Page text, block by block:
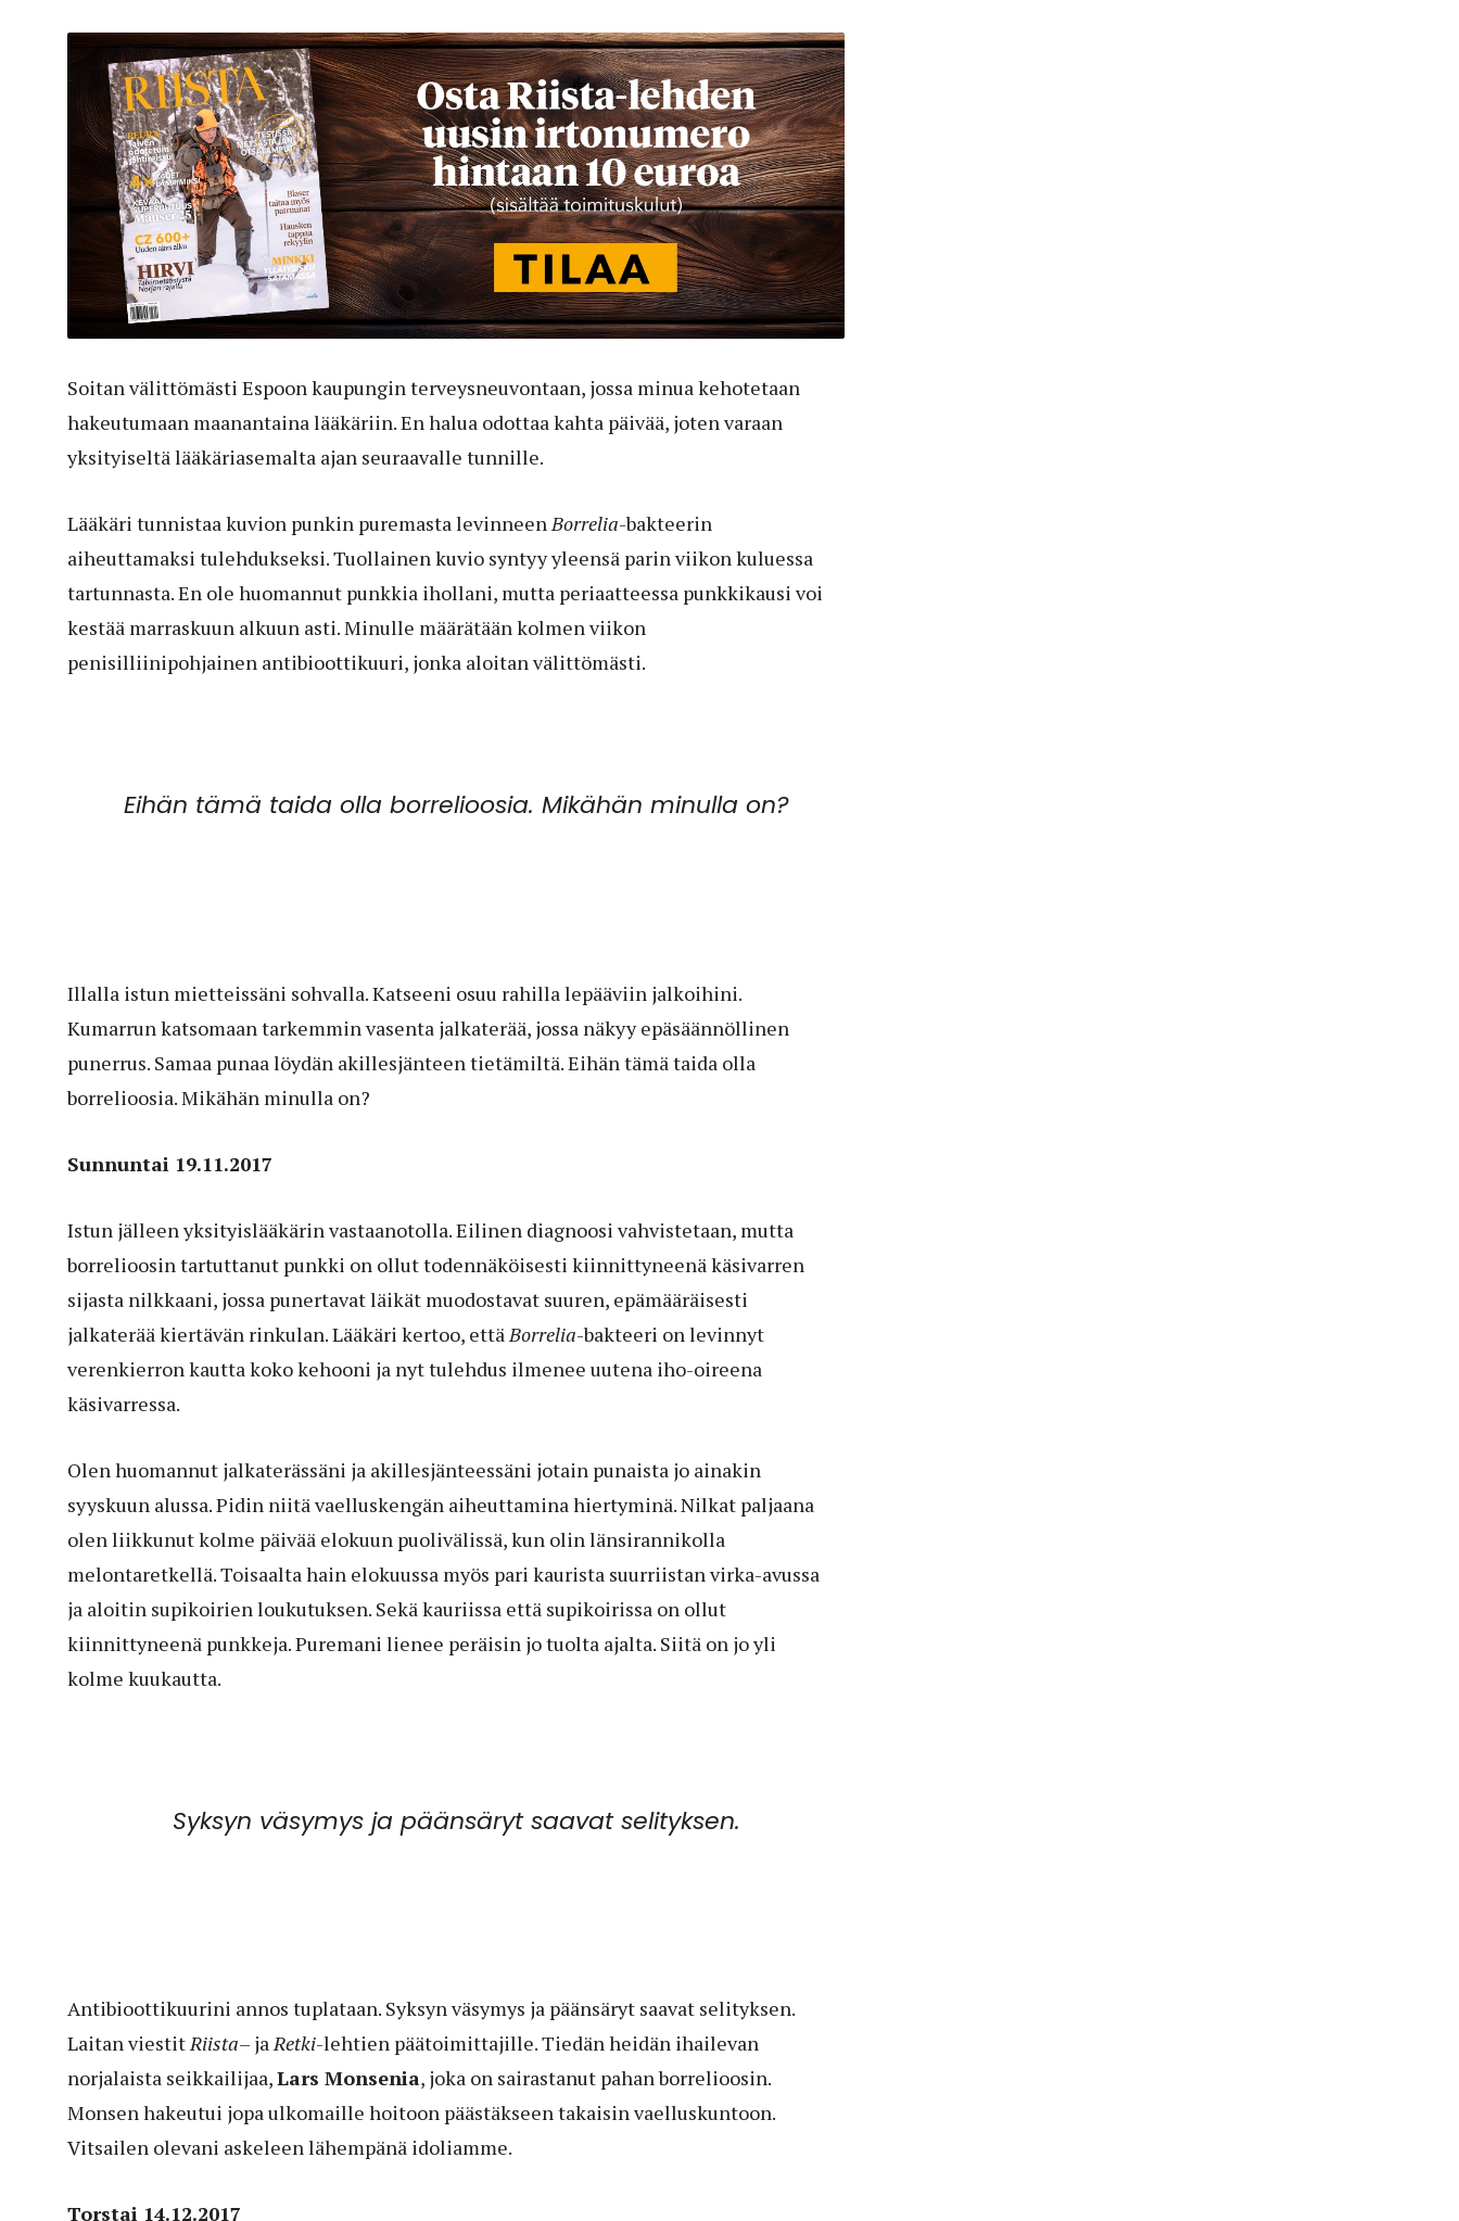
Soitan välittömästi Espoon kaupungin terveysneuvontaan, jossa minua kehotetaan
hakeutumaan maanantaina lääkäriin. En halua odottaa kahta päivää, joten varaan
yksityiseltä lääkäriasemalta ajan seuraavalle tunnille.
Lääkäri tunnistaa kuvion punkin puremasta levinneenBorrelia-bakteerin
aiheuttamaksi tulehdukseksi. Tuollainen kuvio syntyy yleensä parin viikon kuluessa
tartunnasta. En ole huomannut punkkia ihollani, mutta periaatteessa punkkikausi voi
kestää marraskuun alkuun asti. Minulle määrätään kolmen viikon
penisilliinipohjainen antibioottikuuri, jonka aloitan välittömästi.
Eihän tämä taida olla borrelioosia. Mikähän minulla on?
Illalla istun mietteissäni sohvalla. Katseeni osuu rahilla lepääviin jalkoihini.
Kumarrun katsomaan tarkemmin vasenta jalkaterää, jossa näkyy epäsäännöllinen
punerrus. Samaa punaa löydän akillesjänteen tietämiltä. Eihän tämä taida olla
borrelioosia. Mikähän minulla on?
Sunnuntai 19.11.2017
Istun jälleen yksityislääkärin vastaanotolla. Eilinen diagnoosi vahvistetaan, mutta
borrelioosin tartuttanut punkki on ollut todennäköisesti kiinnittyneenä käsivarren
sijasta nilkkaani, jossa punertavat läikät muodostavat suuren, epämääräisesti
jalkaterää kiertävän rinkulan. Lääkäri kertoo, että Borrelia-bakteeri on levinnyt
verenkierron kautta koko kehooni ja nyt tulehdus ilmenee uutena iho-oireena
käsivarressa.
Olen huomannut jalkaterässäni ja akillesjänteessäni jotain punaista jo ainakin
syyskuun alussa. Pidin niitä vaelluskengän aiheuttamina hiertyminä. Nilkat paljaana
olen liikkunut kolme päivää elokuun puolivälissä, kun olin länsirannikolla
melontaretkellä. Toisaalta hain elokuussa myös pari kaurista suurriistan virka-avussa
ja aloitin supikoirien loukutuksen. Sekä kauriissa että supikoirissa on ollut
kiinnittyneenä punkkeja. Puremani lienee peräisin jo tuolta ajalta. Siitä on jo yli
kolme kuukautta.
Syksyn väsymys ja päänsäryt saavat selityksen.
Antibioottikuurini annos tuplataan. Syksyn väsymys ja päänsäryt saavat selityksen.
Laitan viestitRiista– jaRetki-lehtien päätoimittajille. Tiedän heidän ihailevan
norjalaista seikkailijaa,Lars Monsenia, joka on sairastanut pahan borrelioosin.
Monsen hakeutui jopa ulkomaille hoitoon päästäkseen takaisin vaelluskuntoon.
Vitsailen olevani askeleen lähempänä idoliamme.
Torstai 14.12.2017